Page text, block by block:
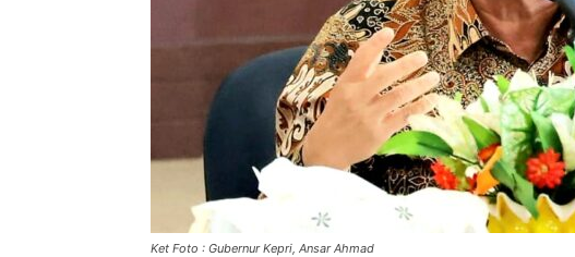
Ket Foto : Gubernur Kepri, Ansar Ahmad